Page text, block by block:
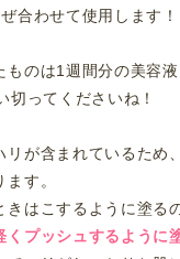
合わせて使用します！
ものは1週間分の美容液
切ってくださいね！
リが含まれているため
す。
きはこするように塗る
くプッシュするように